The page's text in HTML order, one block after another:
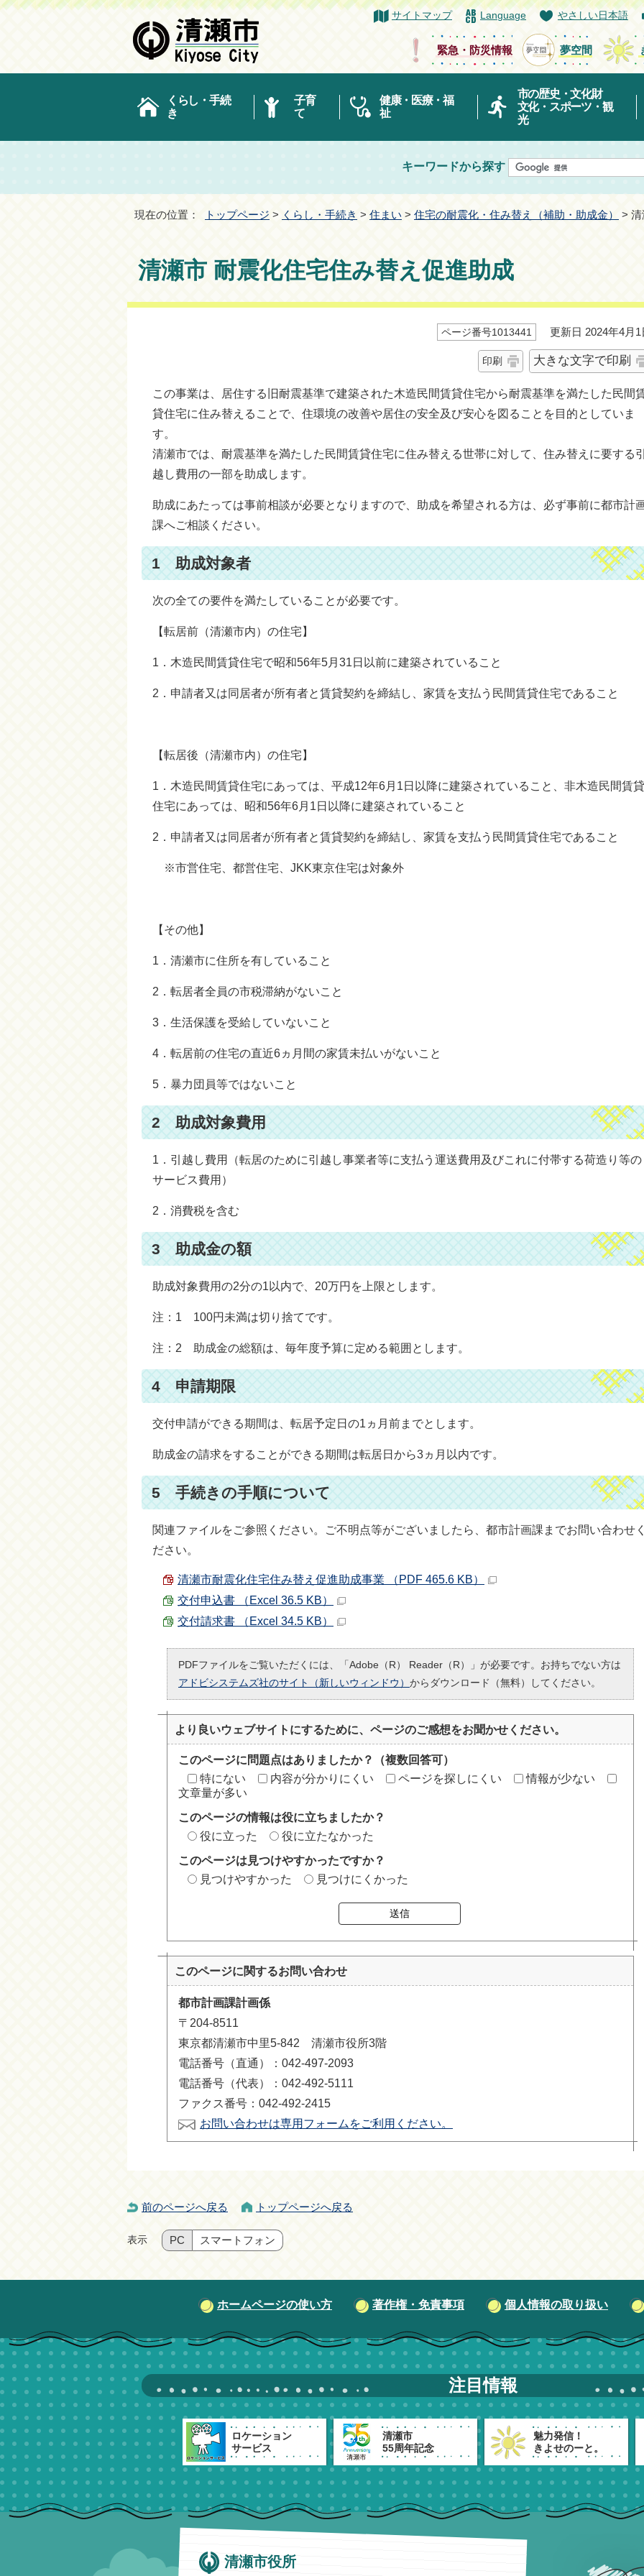
サイトマップ Language やさしい日本語
緊急・防災情報 夢空間
くらし・手続
き
子育
て
健康・医療・福
祉
市の歴史・文化財
文化・スポーツ・観
光
キーワードから探す
現在の位置： トップページ > くらし・手続き > 住まい > 住宅の耐震化・住み替え（補助・助成金） >
清瀬市 耐震化住宅住み替え促進助成
ページ番号1013441 更新日 2024年4月1
印刷 大きな文字で印刷
この事業は、居住する旧耐震基準で建築された木造民間賃貸住宅から耐震基準を満たした民間
貸住宅に住み替えることで、住環境の改善や居住の安全及び安心を図ることを目的としていま
す。
清瀬市では、耐震基準を満たした民間賃貸住宅に住み替える世帯に対して、住み替えに要する
越し費用の一部を助成します。
助成にあたっては事前相談が必要となりますので、助成を希望される方は、必ず事前に都市計
課へご相談ください。
1 助成対象者
次の全ての要件を満たしていることが必要です。
【転居前（清瀬市内）の住宅】
1．木造民間賃貸住宅で昭和56年5月31日以前に建築されていること
2．申請者又は同居者が所有者と賃貸契約を締結し、家賃を支払う民間賃貸住宅であること
【転居後（清瀬市内）の住宅】
1．木造民間賃貸住宅にあっては、平成12年6月1日以降に建築されていること、非木造民間賃貸
住宅にあっては、昭和56年6月1日以降に建築されていること
2．申請者又は同居者が所有者と賃貸契約を締結し、家賃を支払う民間賃貸住宅であること
※市営住宅、都営住宅、JKK東京住宅は対象外
【その他】
1．清瀬市に住所を有していること
2．転居者全員の市税滞納がないこと
3．生活保護を受給していないこと
4．転居前の住宅の直近6ヵ月間の家賃未払いがないこと
5．暴力団員等ではないこと
2 助成対象費用
1．引越し費用（転居のために引越し事業者等に支払う運送費用及びこれに付帯する荷造り等の
サービス費用）
2．消費税を含む
3 助成金の額
助成対象費用の2分の1以内で、20万円を上限とします。
注：1 100円未満は切り捨てです。
注：2 助成金の総額は、毎年度予算に定める範囲とします。
4 申請期限
交付申請ができる期間は、転居予定日の1ヵ月前までとします。
助成金の請求をすることができる期間は転居日から3ヵ月以内です。
5 手続きの手順について
関連ファイルをご参照ください。ご不明点等がございましたら、都市計画課までお問い合わせ
ださい。
清瀬市耐震化住宅住み替え促進助成事業 （PDF 465.6 KB）
交付申込書 （Excel 36.5 KB）
交付請求書 （Excel 34.5 KB）
PDFファイルをご覧いただくには、「Adobe（R） Reader（R）」が必要です。お持ちでない方は
アドビシステムズ社のサイト（新しいウィンドウ） からダウンロード（無料）してください。
より良いウェブサイトにするために、ページのご感想をお聞かせください。
このページに問題点はありましたか？（複数回答可）
特にない
内容が分かりにくい ページを探しにくい
情報が少ない
文章量が多い
このページの情報は役に立ちましたか？
役に立った
役に立たなかった
このページは見つけやすかったですか？
見つけやすかった
見つけにくかった
送信
このページに関するお問い合わせ
都市計画課計画係
〒204-8511
東京都清瀬市中里5-842 清瀬市役所3階
電話番号（直通）：042-497-2093
電話番号（代表）：042-492-5111
ファクス番号：042-492-2415
お問い合わせは専用フォームをご利用ください。
前のページへ戻る トップページへ戻る
表示 PC スマートフォン
ホームページの使い方 著作権・免責事項 個人情報の取り扱い
注目情報
ロケーション
サービス
清瀬市
55周年記念
魅力発信！
きよせのーと。
清瀬市役所